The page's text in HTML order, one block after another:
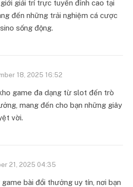
giải trí trực tuyến đỉnh cao tại
đến những trải nghiệm cá cược
sống động.
18, 2025 16:52
game đa dạng từ slot đến trò
mang đến cho bạn những giây
vời.
21, 2025 04:35
game bài đổi thưởng uy tín, nơi bạn